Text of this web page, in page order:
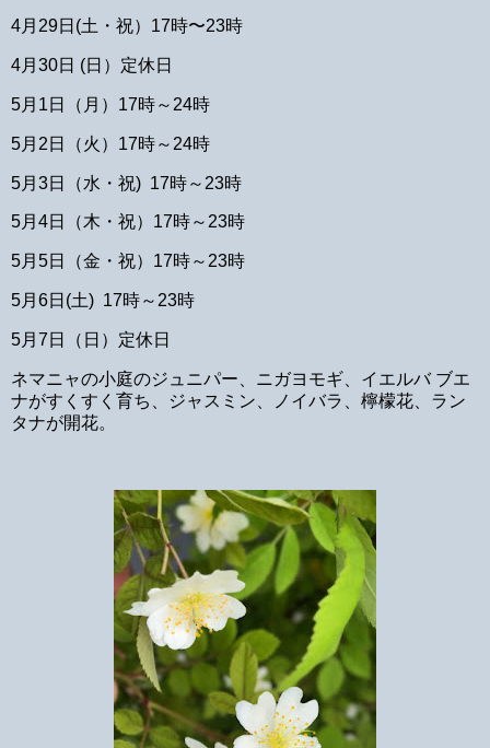
4月29日(土・祝）17時〜23時
4月30日 (日）定休日
5月1日（月）17時～24時
5月2日（火）17時～24時
5月3日（水・祝) 17時～23時
5月4日（木・祝）17時～23時
5月5日（金・祝）17時～23時
5月6日(土) 17時～23時
5月7日（日）定休日
ネマニャの小庭のジュニパー、ニガヨモギ、イエルバ ブエ
ナがすくすく育ち、ジャスミン、ノイバラ、檸檬花、ラン
タナが開花。